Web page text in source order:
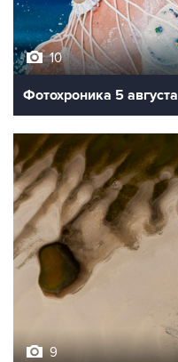
10
Фотохроника 5 августа
9